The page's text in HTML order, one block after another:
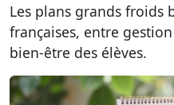
Les plans grands froids
françaises, entre
bien-être des élèves.